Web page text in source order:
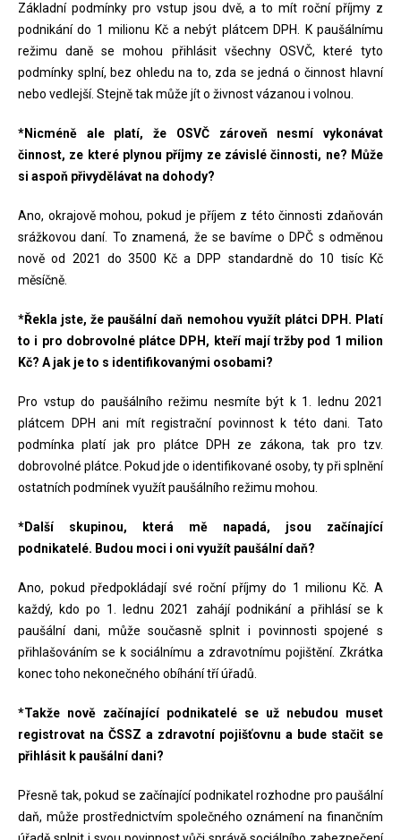
Základní podmínky pro vstup jsou dvě, a to mít roční příjmy z
podnikání do 1 milionu Kč a nebýt plátcem DPH. K paušálnímu
režimu daně se mohou přihlásit všechny OSVČ, které tyto
podmínky splní, bez ohledu na to, zda se jedná o činnost hlavní
nebo vedlejší. Stejně tak může jít o živnost vázanou i volnou.
*Nicméně ale platí, že OSVČ zároveň nesmí vykonávat
činnost, ze které plynou příjmy ze závislé činnosti, ne? Může
si aspoň přivydělávat na dohody?
Ano, okrajově mohou, pokud je příjem z této činnosti zdaňován
srážkovou daní. To znamená, že se bavíme o DPČ s odměnou
nově od 2021 do 3500 Kč a DPP standardně do 10 tisíc Kč
měsíčně.
*Řekla jste, že paušální daň nemohou využít plátci DPH. Platí
to i pro dobrovolné plátce DPH, kteří mají tržby pod 1 milion
Kč? A jak je to s identifikovanými osobami?
Pro vstup do paušálního režimu nesmíte být k 1. lednu 2021
plátcem DPH ani mít registrační povinnost k této dani. Tato
podmínka platí jak pro plátce DPH ze zákona, tak pro tzv.
dobrovolné plátce. Pokud jde o identifikované osoby, ty při splnění
ostatních podmínek využít paušálního režimu mohou.
*Další skupinou, která mě napadá, jsou začínající
podnikatelé. Budou moci i oni využít paušální daň?
Ano, pokud předpokládají své roční příjmy do 1 milionu Kč. A
každý, kdo po 1. lednu 2021 zahájí podnikání a přihlásí se k
paušální dani, může současně splnit i povinnosti spojené s
přihlašováním se k sociálnímu a zdravotnímu pojištění. Zkrátka
konec toho nekonečného obíhání tří úřadů.
*Takže nově začínající podnikatelé se už nebudou muset
registrovat na ČSSZ a zdravotní pojišťovnu a bude stačit se
přihlásit k paušální dani?
Přesně tak, pokud se začínající podnikatel rozhodne pro paušální
daň, může prostřednictvím společného oznámení na finančním